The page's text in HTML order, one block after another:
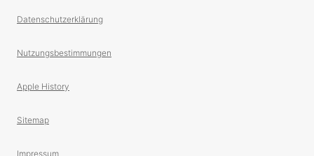
Datenschutzerklärung
Nutzungsbestimmungen
Apple History
Sitemap
Impressum